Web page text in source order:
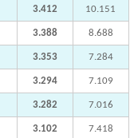
3.412 10.151
3.388 8.688
3.353 7.284
3.294 7.109
3.282 7.016
3.102 7.418